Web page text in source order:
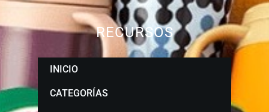
RECURSOS
INICIO
CATEGORÍAS